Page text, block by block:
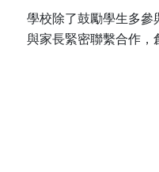
學校除了鼓勵學生多參
與家長緊密聯繫合作，